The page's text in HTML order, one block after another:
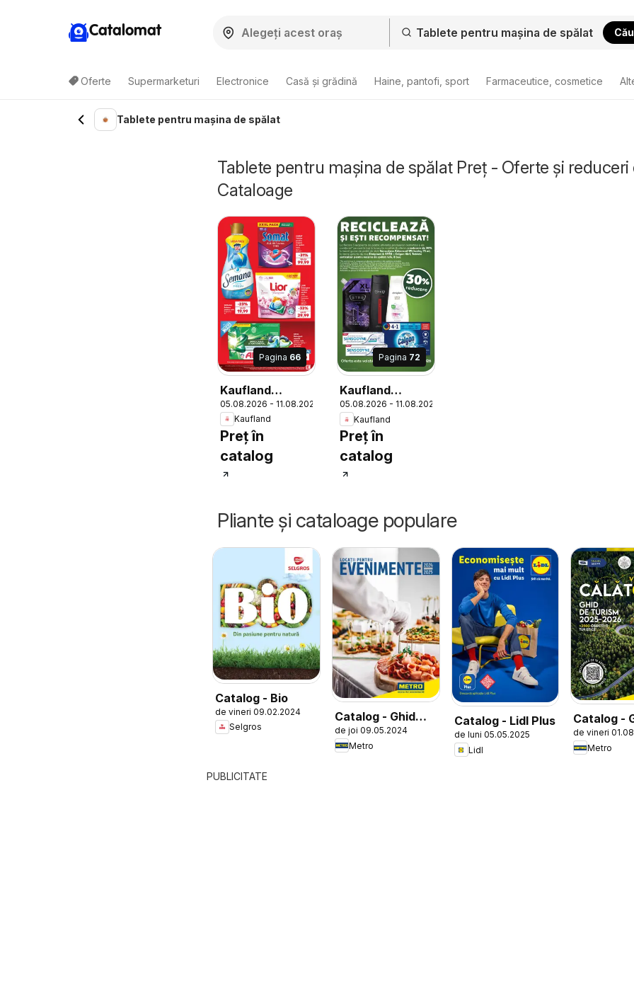
Catalomat
Oferte Supermarketuri Electronice Casă și grădină Haine, pantofi, sport Farmaceutice, cosmetice
Tablete pentru mașina de spălat
Tablete pentru mașina de spălat Preț - Oferte și reduceri
Cataloage
Pagina 66
Kaufland
Catalog
05.08.2026 - 11.08.2026
Kaufland
Preț în
catalog
Pagina 72
Kaufland
Catalog
05.08.2026 - 11.08.2026
Kaufland
Preț în
catalog
Pliante și cataloage populare
Catalog - Bio
de vineri 09.02.2024
Selgros
Catalog - Ghid
Locații pentru
Evenimente
de joi 09.05.2024
Metro
Catalog - Lidl Plus
de luni 05.05.2025
Lidl
Catalog -
călătorie
de vineri
Metro
PUBLICITATE